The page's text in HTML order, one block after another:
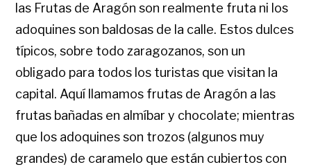
las Frutas de Aragón son realmente fruta ni los
adoquines son baldosas de la calle. Estos dulces
típicos, sobre todo zaragozanos, son un
obligado para todos los turistas que visitan la
capital. Aquí llamamos frutas de Aragón a las
frutas bañadas en almíbar y chocolate; mientras
que los adoquines son trozos (algunos muy
grandes) de caramelo que están cubiertos con